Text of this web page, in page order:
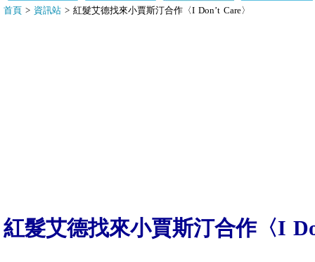
首頁 > 資訊站 > 紅髮艾德找來小賈斯汀合作〈I Don’t Care〉
紅髮艾德找來小賈斯汀合作〈I